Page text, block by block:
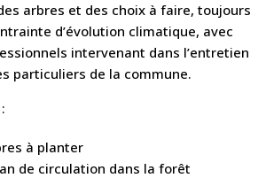
arbres et des choix à faire, toujours
d’évolution climatique, avec
intervenant dans l’entretien
particuliers de la commune.
à planter
de circulation dans la forêt